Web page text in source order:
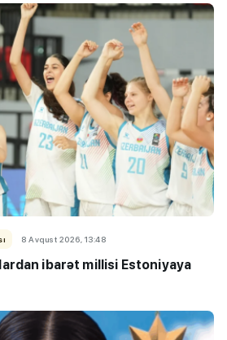
8 Avqust 2026, 13:48
ibarət millisi Estoniyaya